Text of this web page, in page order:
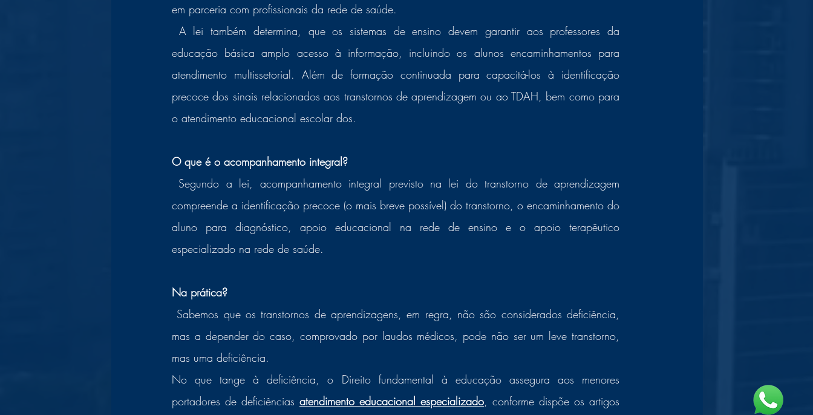
em parceria com profissionais da rede de saúde.
educação básica amplo acesso à informação, incluindo os alunos encaminhamentos para
atendimento multissetorial. Além de formação continuada para capacitá-los à identificação
precoce dos sinais relacionados aos transtornos de aprendizagem ou ao TDAH, bem como para
o atendimento educacional escolar dos.
O que é o acompanhamento integral?
compreende a identificação precoce (o mais breve possível) do transtorno, o encaminhamento do
aluno para diagnóstico, apoio educacional na rede de ensino e o apoio terapêutico
especializado na rede de saúde.
Na prática?
mas a depender do caso, comprovado por laudos médicos, pode não ser um leve transtorno,
mas uma deficiência.
No que tange à deficiência, o Direito fundamental à educação assegura aos menores
portadores de deficiências atendimento educacional especializado, conforme dispõe os artigos